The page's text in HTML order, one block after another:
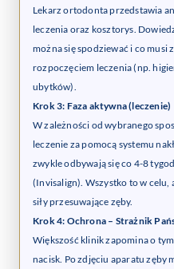
Lekarz ortodonta przedstawia
leczenia oraz kosztorys.
można się spodziewać i co
rozpoczęciem leczenia (np.
ubytków).
Krok 3: Faza aktywna (leczenie)
W zależności od wybranego
leczenie za pomocą systemu
zwykle odbywają się co 4-8
(Invisalign). Wszystko to w celu,
siły przesuwające zęby.
Krok 4: Ochrona – Strażnik
Większość klinik zapomina o
nacisk. Po zdjęciu aparatu zęby